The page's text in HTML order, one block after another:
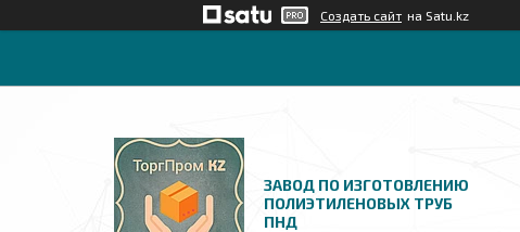
Создать сайт на Satu.kz
ЗАВОД ПО ИЗГОТОВЛЕНИЮ
ПОЛИЭТИЛЕНОВЫХ ТРУБ
ПНД